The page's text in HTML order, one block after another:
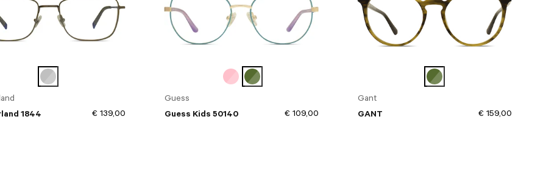
1844
€ 139,00
Guess
Guess Kids 50140
€ 109,00
Gant
GANT
€ 159,00